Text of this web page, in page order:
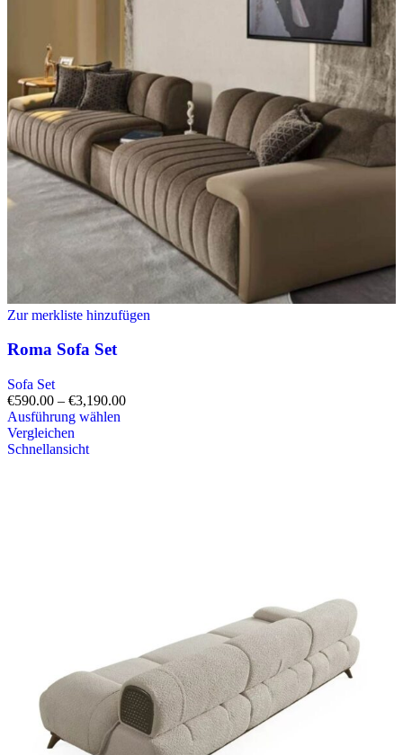
Zur merkliste hinzufügen
Roma Sofa Set
Sofa Set
€590.00 – €3,190.00
Ausführung wählen
Vergleichen
Schnellansicht